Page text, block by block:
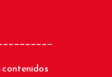
contenidos